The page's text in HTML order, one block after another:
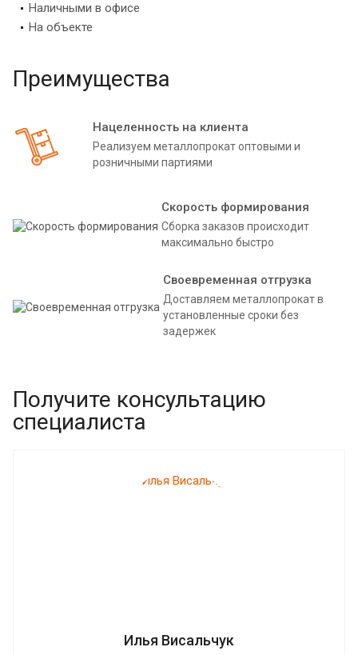
Наличными в офисе
На объекте
Преимущества
Нацеленность на клиента
Реализуем металлопрокат оптовыми и
розничными партиями
Скорость формирования
Сборка заказов происходит
максимально быстро
Своевременная отгрузка
Доставляем металлопрокат в
установленные сроки без
задержек
Получите консультацию
специалиста
Илья Висальчук